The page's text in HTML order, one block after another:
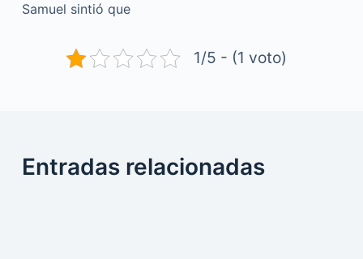
Samuel sintió que
1/5 - (1 voto)
Entradas relacionadas